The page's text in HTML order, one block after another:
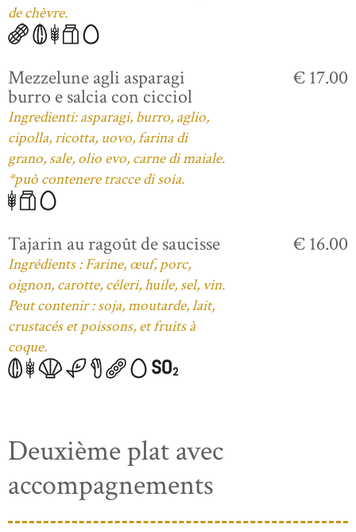
de chèvre.
Mezzelune agli asparagi
burro e salcia con cicciol
Ingredienti: asparagi, burro, aglio,
cipolla, ricotta, uovo, farina di
grano, sale, olio evo, carne di maiale.
*può contenere tracce di soia.
€ 17.00
Tajarin au ragoût de saucisse
Ingrédients : Farine, œuf, porc,
oignon, carotte, céleri, huile, sel, vin.
Peut contenir : soja, moutarde, lait,
crustacés et poissons, et fruits à
coque.
€ 16.00
Deuxième plat avec
accompagnements